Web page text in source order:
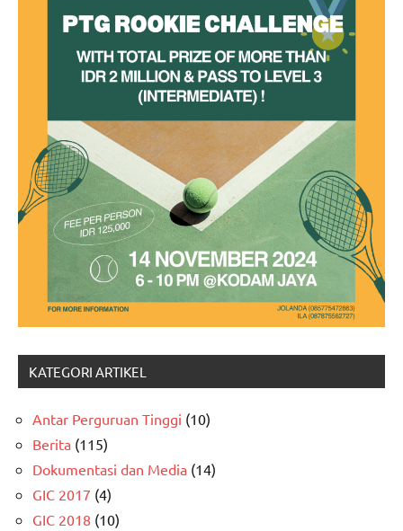
KATEGORI ARTIKEL
Antar Perguruan Tinggi (10)
Berita (115)
Dokumentasi dan Media (14)
GIC 2017 (4)
GIC 2018 (10)